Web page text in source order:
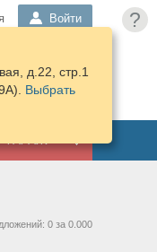
?
Войти
КОРЗИНА
д.22, стр.1
Выбрать
0 за 0.000